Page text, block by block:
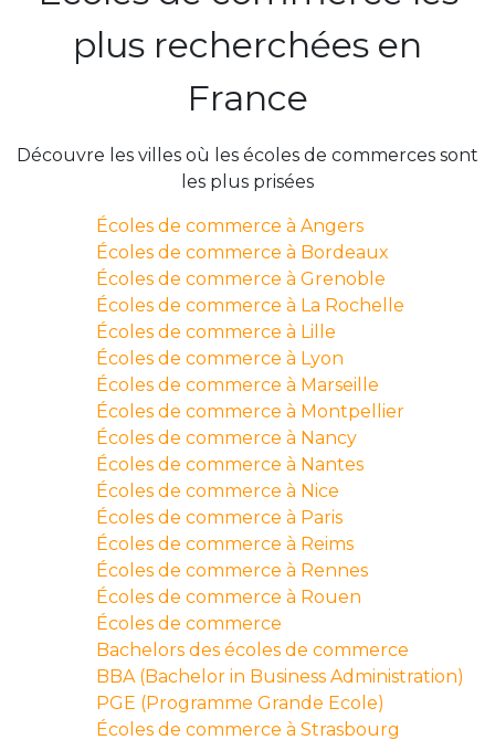
plus recherchées en
France
Découvre les villes où les écoles de commerces sont
les plus prisées
Écoles de commerce à Angers
Écoles de commerce à Bordeaux
Écoles de commerce à Grenoble
Écoles de commerce à La Rochelle
Écoles de commerce à Lille
Écoles de commerce à Lyon
Écoles de commerce à Marseille
Écoles de commerce à Montpellier
Écoles de commerce à Nancy
Écoles de commerce à Nantes
Écoles de commerce à Nice
Écoles de commerce à Paris
Écoles de commerce à Reims
Écoles de commerce à Rennes
Écoles de commerce à Rouen
Écoles de commerce
Bachelors des écoles de commerce
BBA (Bachelor in Business Administration)
PGE (Programme Grande Ecole)
Écoles de commerce à Strasbourg